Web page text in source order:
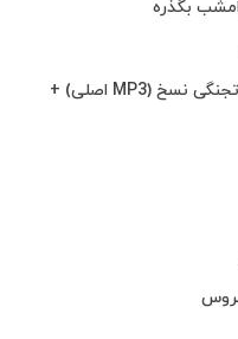
امشب بگذره
دانلود آهنگ مسعود جلیلیان و رامین تجنگی نسخ (MP3 اصلی) +